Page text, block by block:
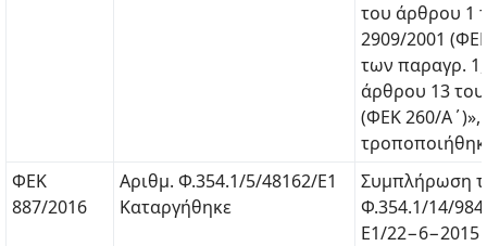
του άρθρου 1
2909/2001
των παραγρ. 1,
άρθρου 13
(ΦΕΚ 260/
ΦΕΚ
887/2016
Αριθμ. Φ.354.1/5/48162/E1
Καταργήθηκε
Συμπλήρωση
Φ.354.1/14/
Ε1/